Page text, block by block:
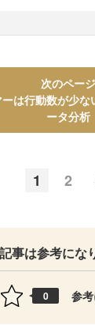
次のページ
ーは行動数が少
ータ分析
1 2
事は参考にな
0 参